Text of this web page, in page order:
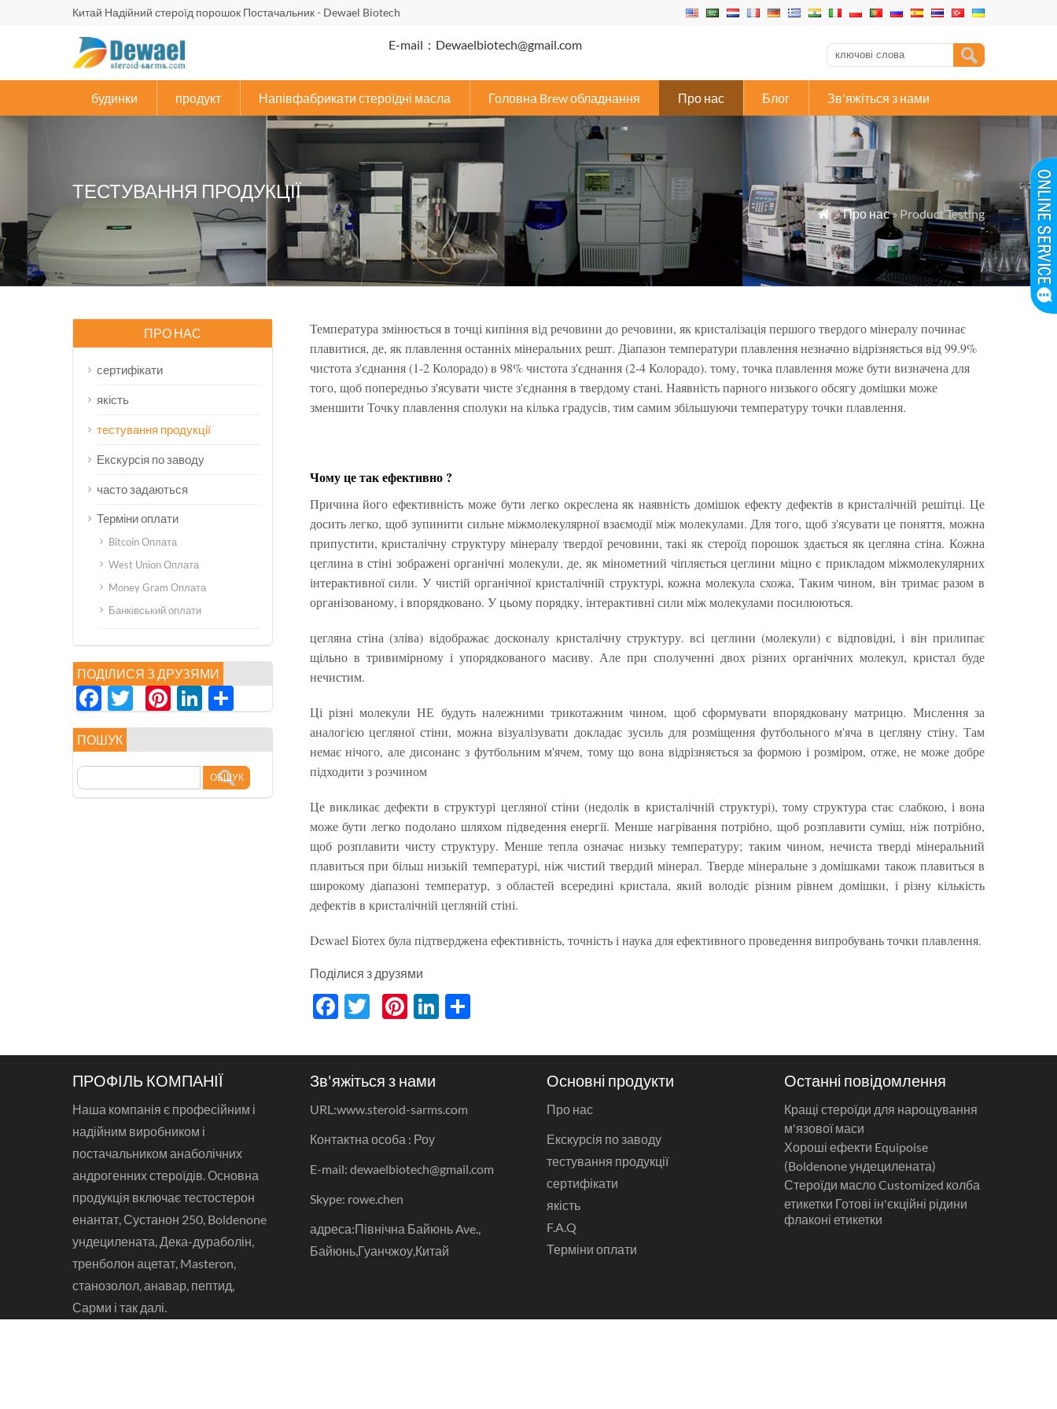
Китай Надійний стероїд порошок Постачальник - Dewael Biotech
E-mail：Dewaelbiotech@gmail.com
будинки продукт Напівфабрикати стероїдні масла Головна Brew обладнання Про нас Блог Зв'яжіться з нами
ТЕСТУВАННЯ ПРОДУКЦІЇ
 »Про нас» Product Testing
Температура змінюється в точці кипіння від речовини до речовини, як кристалізація першого твердого мінералу починає
плавитися, де, як плавлення останніх мінеральних решт. Діапазон температури плавлення незначно відрізняється від 99.9%
чистота з'єднання (1-2 Колорадо) в 98% чистота з'єднання (2-4 Колорадо). тому, точка плавлення може бути визначена для
того, щоб попередньо з'ясувати чисте з'єднання в твердому стані. Наявність парного низького обсягу домішки може
зменшити Точку плавлення сполуки на кілька градусів, тим самим збільшуючи температуру точки плавлення.
Чому це так ефективно ?
Причина його ефективність може бути легко окреслена як наявність домішок ефекту дефектів в кристалічній решітці. Це
досить легко, щоб зупинити сильне міжмолекулярної взаємодії між молекулами. Для того, щоб з'ясувати це поняття, можна
припустити, кристалічну структуру мінералу твердої речовини, такі як стероїд порошок здається як цегляна стіна. Кожна
цеглина в стіні зображені органічні молекули, де, як мінометний чіпляється цеглини міцно є прикладом міжмолекулярних
інтерактивної сили. У чистій органічної кристалічній структурі, кожна молекула схожа, Таким чином, він тримає разом в
організованому, і впорядковано. У цьому порядку, інтерактивні сили між молекулами посилюються.
цегляна стіна (зліва) відображає досконалу кристалічну структуру. всі цеглини (молекули) є відповідні, і він прилипає
щільно в тривимірному і упорядкованого масиву. Але при сполученні двох різних органічних молекул, кристал буде
нечистим.
Ці різні молекули НЕ будуть належними трикотажним чином, щоб сформувати впорядковану матрицю. Мислення за
аналогією цегляної стіни, можна візуалізувати докладає зусиль для розміщення футбольного м'яча в цегляну стіну. Там
немає нічого, але дисонанс з футбольним м'ячем, тому що вона відрізняється за формою і розміром, отже, не може добре
підходити з розчином
Це викликає дефекти в структурі цегляної стіни (недолік в кристалічній структурі), тому структура стає слабкою, і вона
може бути легко подолано шляхом підведення енергії. Менше нагрівання потрібно, щоб розплавити суміш, ніж потрібно,
щоб розплавити чисту структуру. Менше тепла означає низьку температуру; таким чином, нечиста тверді мінеральний
плавиться при більш низькій температурі, ніж чистий твердий мінерал. Тверде мінеральне з домішками також плавиться в
широкому діапазоні температур, з областей всередині кристала, який володіє різним рівнем домішки, і різну кількість
дефектів в кристалічній цегляній стіні.
Dewael Біотех була підтверджена ефективність, точність і наука для ефективного проведення випробувань точки плавлення.
Поділися з друзями
Facebook
Twitter
Pinterest
LinkedIn
分
ПРО НАС
сертифікати
якість
тестування продукції
Екскурсія по заводу
часто задаються
Терміни оплати
Bitcoin Оплата
West Union Оплата
Money Gram Оплата
Банківський оплати
ПОДІЛИСЯ З ДРУЗЯМИ
Facebook
Twitter
Pinterest
LinkedIn
享
ПОШУК
ПРОФІЛЬ КОМПАНІЇ
Наша компанія є професійним і
надійним виробником і
постачальником анаболічних
андрогенних стероїдів. Основна
продукція включає тестостерон
енантат, Сустанон 250, Boldenone
ундецилената, Дека-дураболін,
тренболон ацетат, Masteron,
станозолол, анавар, пептид,
Сарми і так далі.
Зв'яжіться з нами
URL:www.steroid-sarms.com
Контактна особа : Роу
E-mail: dewaelbiotech@gmail.com
Skype: rowe.chen
адреса:Північна Байюнь Ave.,
Байюнь,Гуанчжоу,Китай
Основні продукти
Про нас
Екскурсія по заводу
тестування продукції
сертифікати
якість
F.A.Q
Терміни оплати
Останні повідомлення
Кращі стероїди для нарощування
м'язової маси
Хороші ефекти Equipoise
(Boldenone ундецилената)
Стероїди масло Customized колба
етикетки Готові ін'єкційні рідини
флаконі етикетки